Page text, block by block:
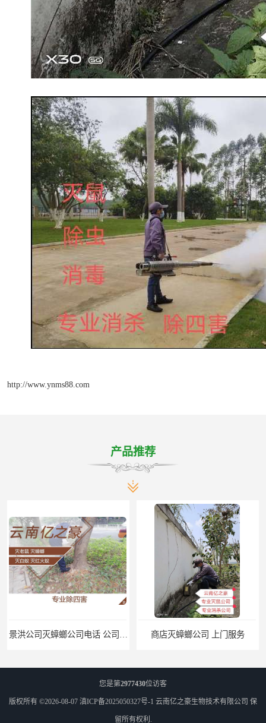
http://www.ynms88.com
产品推荐
商店灭蟑螂公司 上门服务
您是第2977430位访客
版权所有 ©2026-08-07 滇ICP备2025050327号-1 云南亿之豪生物技术有限公司 保
留所有权利.